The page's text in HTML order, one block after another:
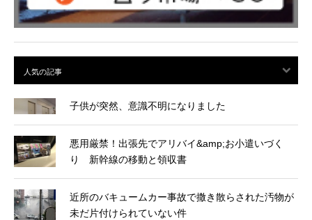
子供が突然、意識不明になりました
悪用厳禁！出張先でアリバイ&amp;お小遣いづく
り 新幹線の移動と領収書
近所のバキュームカー事故で撒き散らされた汚物が
未だ片付けられていない件